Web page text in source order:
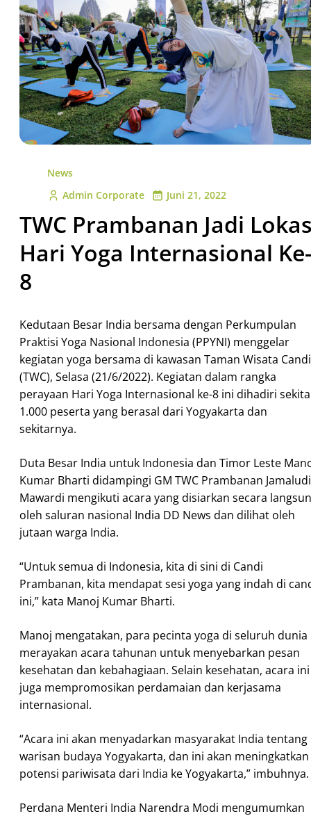
News
Admin Corporate
Juni 21, 2022
TWC Prambanan Jadi
Hari Yoga Internasional Ke-
8
Kedutaan Besar India bersama dengan Perkumpulan
Praktisi Yoga Nasional Indonesia (PPYNI) menggelar
kegiatan yoga bersama di kawasan Taman Wisata Candi
(TWC), Selasa (21/6/2022). Kegiatan dalam rangka
perayaan Hari Yoga Internasional ke-8 ini dihadiri
1.000 peserta yang berasal dari Yogyakarta dan
sekitarnya.
Duta Besar India untuk Indonesia dan Timor Leste
Kumar Bharti didampingi GM TWC Prambanan
Mawardi mengikuti acara yang disiarkan secara
oleh saluran nasional India DD News dan dilihat oleh
jutaan warga India.
“Untuk semua di Indonesia, kita di sini di Candi
Prambanan, kita mendapat sesi yoga yang indah di
ini,” kata Manoj Kumar Bharti.
Manoj mengatakan, para pecinta yoga di seluruh dunia
merayakan acara tahunan untuk menyebarkan pesan
kesehatan dan kebahagiaan. Selain kesehatan, acara ini
juga mempromosikan perdamaian dan kerjasama
internasional.
“Acara ini akan menyadarkan masyarakat India tentang
warisan budaya Yogyakarta, dan ini akan meningkatkan
potensi pariwisata dari India ke Yogyakarta,” imbuhnya.
Perdana Menteri India Narendra Modi mengumumkan